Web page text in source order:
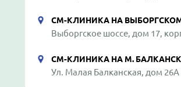
СМ-КЛИНИКА НА
Выборгское шоссе, дом 17,
СМ-КЛИНИКА НА М.
Ул. Малая Балканская, дом 26А